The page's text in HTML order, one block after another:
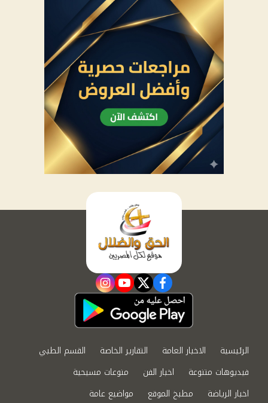
facebook
twitter
youtube
instagram
الرئيسية الاخبار العامة التقارير الخاصة
القسم الطبي
فيديوهات متنوعة
اخبار الفن
منوعات مسيحية
اخبار الرياضة
مطبخ الموقع مواضيع عامة